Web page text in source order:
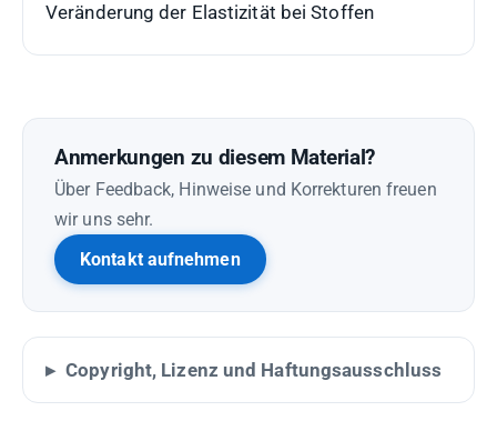
Veränderung der Elastizität bei Stoffen
Anmerkungen zu diesem Material?
Über Feedback, Hinweise und Korrekturen freuen
wir uns sehr.
Kontakt aufnehmen
Copyright, Lizenz und Haftungsausschluss